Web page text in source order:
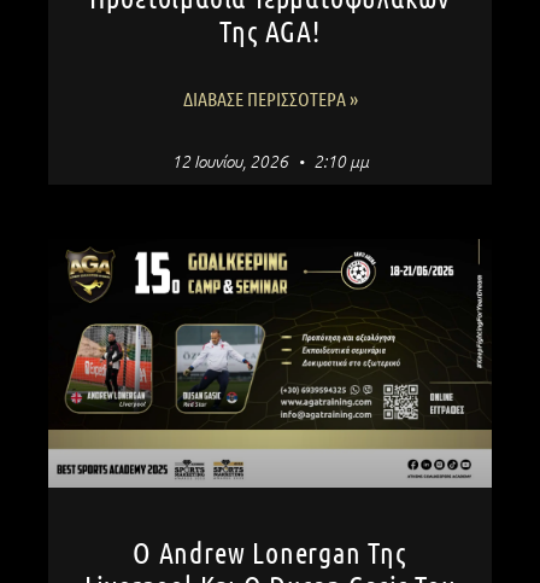
Της AGA!
ΔΙΆΒΑΣΕ ΠΕΡΙΣΣΌΤΕΡΑ »
12 Ιουνίου, 2026 2:10 μμ
Ο Andrew Lonergan Της